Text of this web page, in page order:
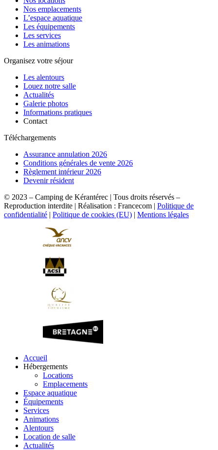
Nos emplacements
L’espace aquatique
Les équipements
Les services
Les animations
Organisez votre séjour
Les alentours
Louez notre salle
Actualités
Galerie photos
Informations pratiques
Contact
Téléchargements
Assurance annulation 2026
Conditions générales de vente 2026
Règlement intérieur 2026
Devenir résident
© 2023 – Camping de Kérantérec | Tous droits réservés –
Reproduction interdite | Réalisation : Francecom | Politique de
confidentialité | Politique de cookies (EU) | Mentions légales
Accueil
Hébergements
Locations
Emplacements
Espace aquatique
Équipements
Services
Animations
Alentours
Location de salle
Actualités